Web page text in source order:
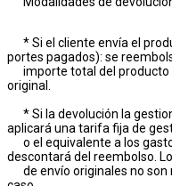
* Si el cliente envía el
portes pagados): se
importe total del producto
original.
* Si la devolución la
aplicará una tarifa fija de
o el equivalente a los
descontará del reembolso.
de envío originales no son